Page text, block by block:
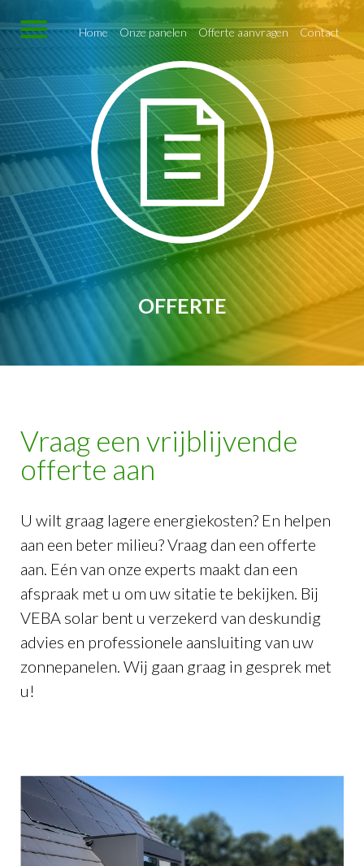
Home Onze panelen Offerte aanvragen Contact
OFFERTE
Vraag een vrijblijvende
offerte aan
U wilt graag lagere energiekosten? En helpen
aan een beter milieu? Vraag dan een offerte
aan. Eén van onze experts maakt dan een
afspraak met u om uw sitatie te bekijken. Bij
VEBA solar bent u verzekerd van deskundig
advies en professionele aansluiting van uw
zonnepanelen. Wij gaan graag in gesprek met
u!